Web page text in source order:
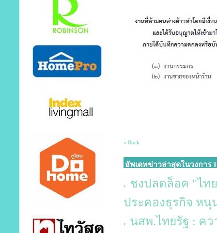
« Back
อัพเดทข่าวล่าสุดในวงการ
ชงปลดล็อค "ไท
ประคองธุรกิจ หนุ
นสพ.ไทยรัฐ : ค